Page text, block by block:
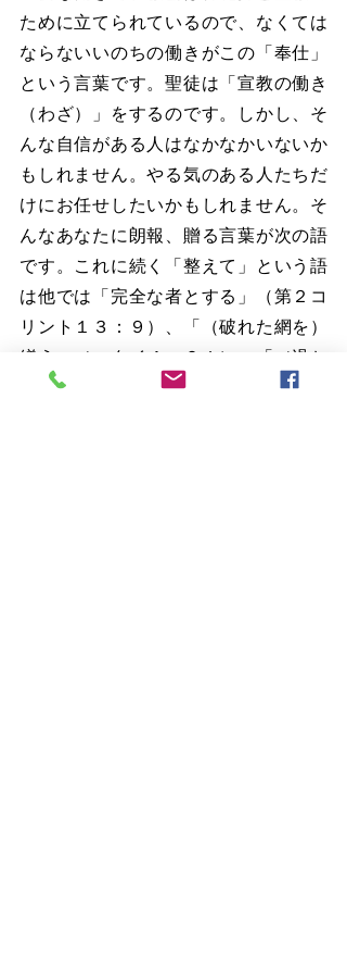
ために立てられているので、なくては
ならないいのちの働きがこの「奉仕」
という言葉です。聖徒は「宣教の働き
（わざ）」をするのです。しかし、そ
んな自信がある人はなかなかいないか
もしれません。やる気のある人たちだ
けにお任せしたいかもしれません。そ
んなあなたに朗報、贈る言葉が次の語
です。これに続く「整えて」という語
は他では「完全な者とする」（第２コ
リント１３：９）、「（破れた網を）
繕う」（マタイ４：２１）、「（過ち
に陥っている人を）正す」（ガラテヤ